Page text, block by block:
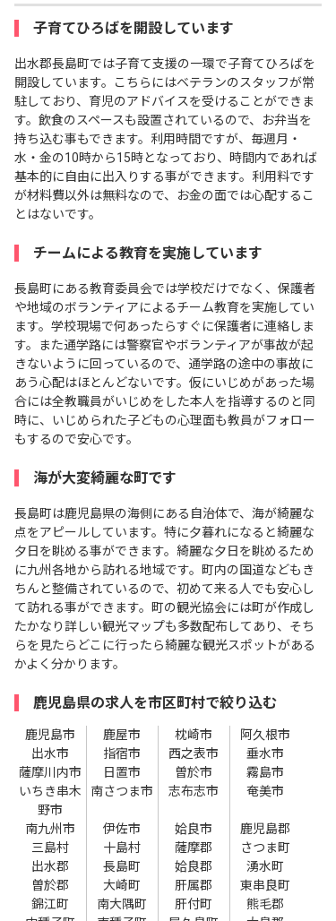
子育てひろばを開設しています
出水郡長島町では子育て支援の一環で子育てひろばを
開設しています。こちらにはベテランのスタッフが常
駐しており、育児のアドバイスを受けることができま
す。飲食のスペースも設置されているので、お弁当を
持ち込む事もできます。利用時間ですが、毎週月・
水・金の10時から15時となっており、時間内であれば
基本的に自由に出入りする事ができます。利用料です
が材料費以外は無料なので、お金の面では心配するこ
とはないです。
チームによる教育を実施しています
長島町にある教育委員会では学校だけでなく、保護者
や地域のボランティアによるチーム教育を実施してい
ます。学校現場で何あったらすぐに保護者に連絡しま
す。また通学路には警察官やボランティアが事故が起
きないように回っているので、通学路の途中の事故に
あう心配はほとんどないです。仮にいじめがあった場
合には全教職員がいじめをした本人を指導するのと同
時に、いじめられた子どもの心理面も教員がフォロー
もするので安心です。
海が大変綺麗な町です
長島町は鹿児島県の海側にある自治体で、海が綺麗な
点をアピールしています。特に夕暮れになると綺麗な
夕日を眺める事ができます。綺麗な夕日を眺めるため
に九州各地から訪れる地域です。町内の国道などもき
ちんと整備されているので、初めて来る人でも安心し
て訪れる事ができます。町の観光協会には町が作成し
たかなり詳しい観光マップも多数配布してあり、そち
らを見たらどこに行ったら綺麗な観光スポットがある
かよく分かります。
鹿児島県の求人を市区町村で絞り込む
鹿児島市 鹿屋市 枕崎市
阿久根市
出水市
指宿市 西之表市
垂水市
薩摩川内市
日置市 曽於市
霧島市
いちき串木
野市
南さつま市 志布志市 奄美市
南九州市 伊佐市 姶良市
鹿児島郡
三島村
十島村 薩摩郡
さつま町
出水郡
長島町 姶良郡
湧水町
曽於郡
大崎町 肝属郡
東串良町
錦江町
南大隅町 肝付町
熊毛郡